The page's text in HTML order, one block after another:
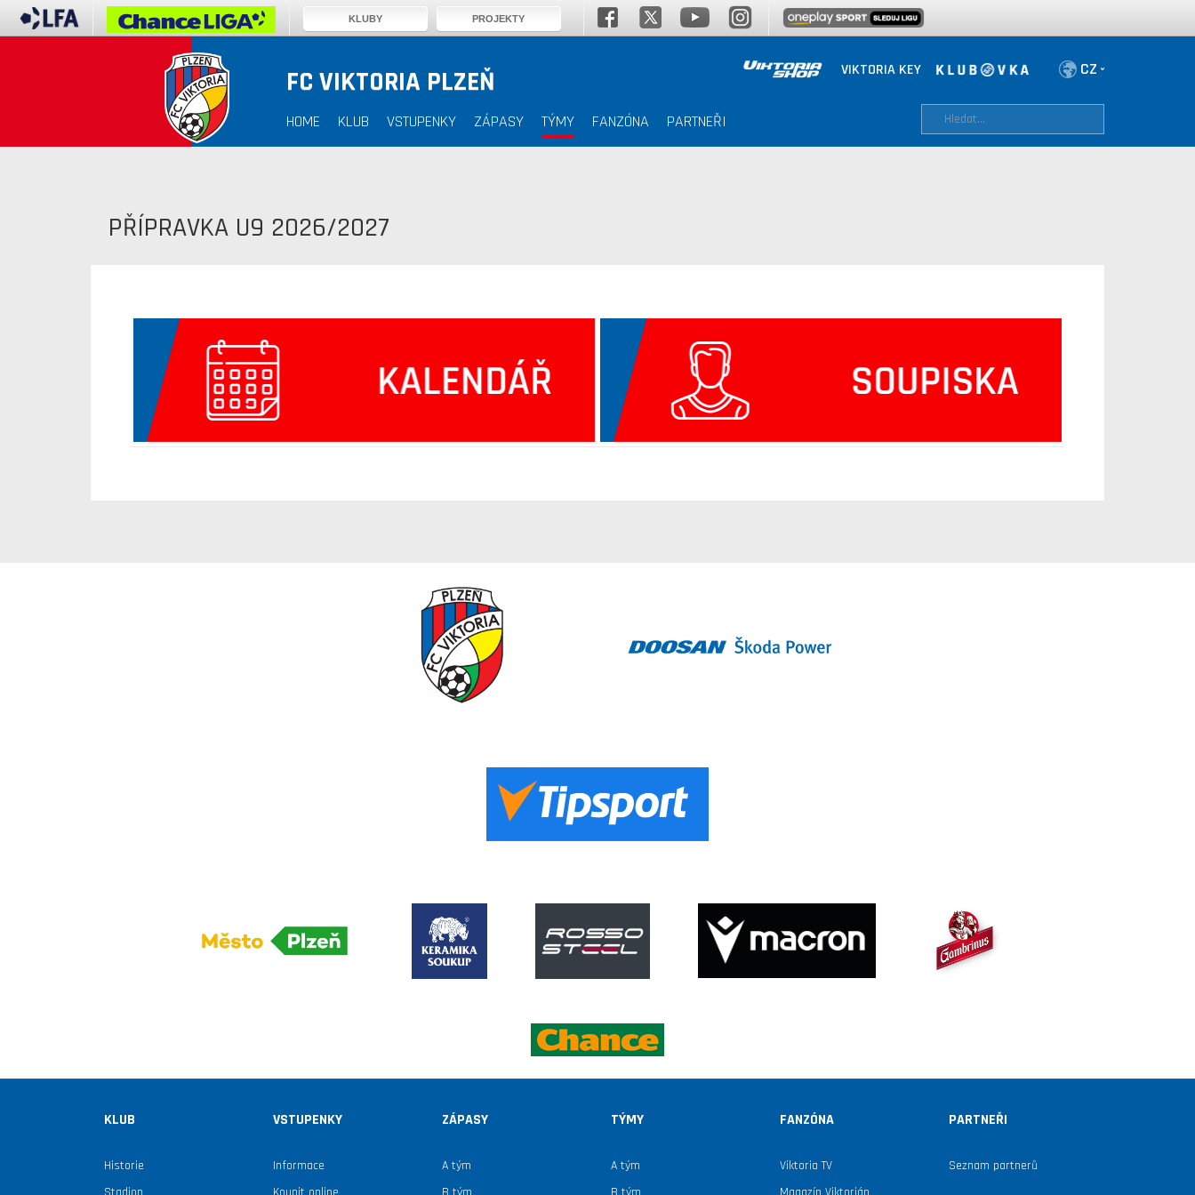
VIKTORIA KEY
FC VIKTORIA PLZEŇ
HOME KLUB VSTUPENKY ZÁPASY TÝMY FANZÓNA PARTNEŘI
PŘÍPRAVKA U9 2026/2027
KLUB
Historie
VSTUPENKY
Informace
ZÁPASY
A tým
TÝMY
A tým
FANZÓNA
Viktoria TV
PARTNEŘI
Seznam partnerů
KLUBY PROJEKTY